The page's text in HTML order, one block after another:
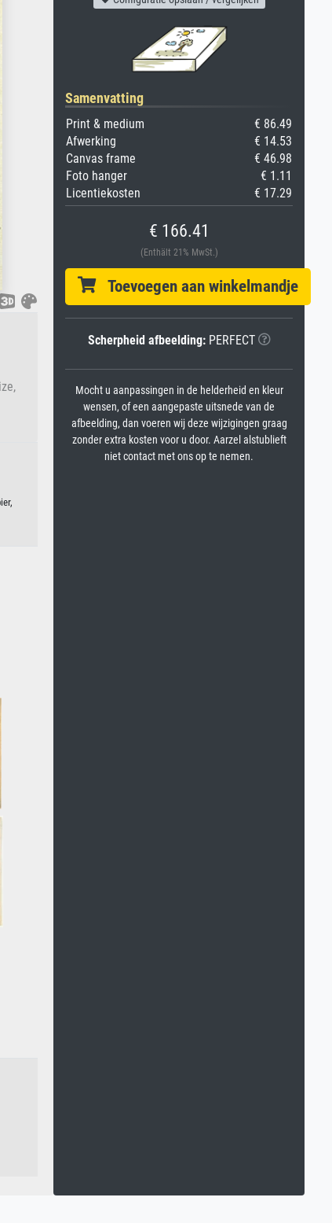
Samenvatting
Print & medium
€ 86.49
Afwerking
€ 14.53
Canvas frame
€ 46.98
Foto hanger
€ 1.11
Licentiekosten
€ 17.29
€ 166.41
(Enthält 21% MwSt.)
Toevoegen aan winkelmandje
Scherpheid afbeelding:PERFECT
Mocht u aanpassingen in de helderheid en kleur
wensen, of een aangepaste uitsnede van de
afbeelding, dan voeren wij deze wijzigingen graag
zonder extra kosten voor u door. Aarzel alstublieft
niet contact met ons op te nemen.